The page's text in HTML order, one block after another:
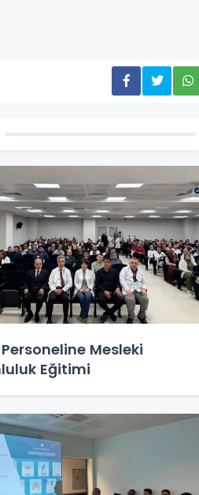
Personeline Mesleki
Eğitimi